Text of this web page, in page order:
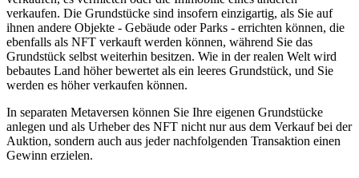
verkaufen. Die Grundstücke sind insofern einzigartig, als Sie auf
ihnen andere Objekte - Gebäude oder Parks - errichten können, die
ebenfalls als NFT verkauft werden können, während Sie das
Grundstück selbst weiterhin besitzen. Wie in der realen Welt wird
bebautes Land höher bewertet als ein leeres Grundstück, und Sie
werden es höher verkaufen können.
In separaten Metaversen können Sie Ihre eigenen Grundstücke
anlegen und als Urheber des NFT nicht nur aus dem Verkauf bei der
Auktion, sondern auch aus jeder nachfolgenden Transaktion einen
Gewinn erzielen.